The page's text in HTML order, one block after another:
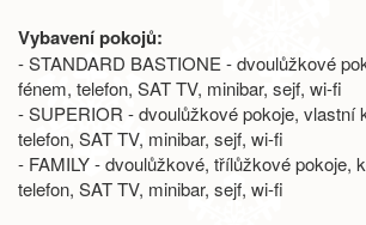
Vybavení pokojů:
- STANDARD BASTIONE - dvoulůžkové
fénem, telefon, SAT TV, minibar, sejf, wi-fi
- SUPERIOR - dvoulůžkové pokoje, vlastní
telefon, SAT TV, minibar, sejf, wi-fi
- FAMILY - dvoulůžkové, třílůžkové pokoje,
telefon, SAT TV, minibar, sejf, wi-fi